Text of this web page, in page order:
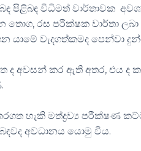
පිළිබඳ විධිමත් වාර්තාවක
තොග, රස පරීක්ෂක වාර්තා
යාමේ වැදගත්කමද පෙන්වා
ද අවසන් කර ඇති අතර, එය ද
හැකි මත්ද්‍රව්‍ය පරීක්ෂණ
අවධානය යොමු විය.